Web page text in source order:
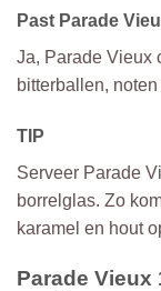
Past Parade
Ja, Parade Vieux
bitterballen,
TIP
Serveer Parade
borrelglas. Zo
karamel en hout
Parade Vieux